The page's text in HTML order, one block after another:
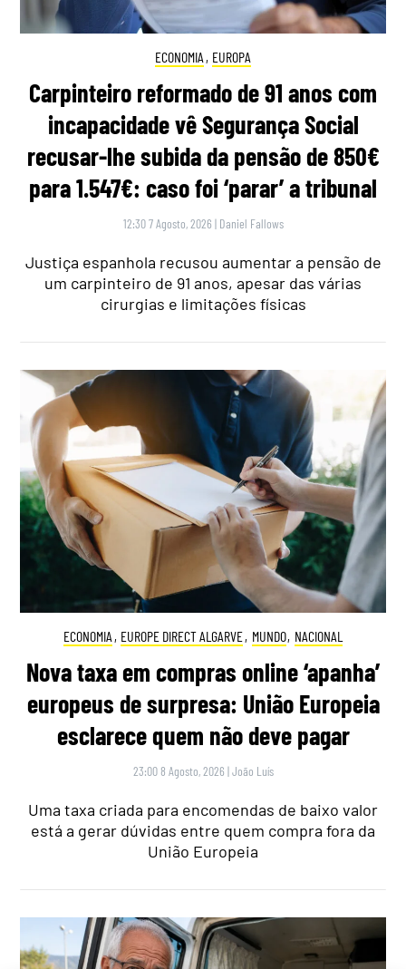
ECONOMIA , EUROPA
Carpinteiro reformado de 91 anos com
incapacidade vê Segurança Social
recusar-lhe subida da pensão de 850€
para 1.547€: caso foi ‘parar’ a tribunal
12:30 7 Agosto, 2026 | Daniel Fallows
Justiça espanhola recusou aumentar a pensão de
um carpinteiro de 91 anos, apesar das várias
cirurgias e limitações físicas
ECONOMIA , EUROPE DIRECT ALGARVE, MUNDO, NACIONAL
Nova taxa em compras online ‘apanha’
europeus de surpresa: União Europeia
esclarece quem não deve pagar
23:00 8 Agosto, 2026 |João Luís
Uma taxa criada para encomendas de baixo valor
está a gerar dúvidas entre quem compra fora da
União Europeia